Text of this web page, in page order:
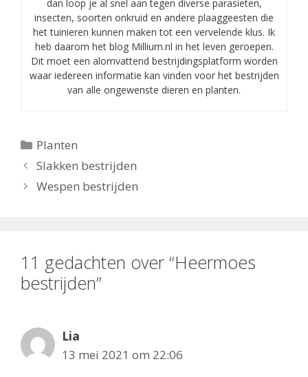
dan loop je al snel aan tegen diverse parasieten,
insecten, soorten onkruid en andere plaaggeesten die
het tuinieren kunnen maken tot een vervelende klus. Ik
heb daarom het blog Millium.nl in het leven geroepen.
Dit moet een alomvattend bestrijdingsplatform worden
waar iedereen informatie kan vinden voor het bestrijden
van alle ongewenste dieren en planten.
Categorieën
Planten
Slakken bestrijden
Wespen bestrijden
11 gedachten over “Heermoes
bestrijden”
Lia
13 mei 2021 om 22:06